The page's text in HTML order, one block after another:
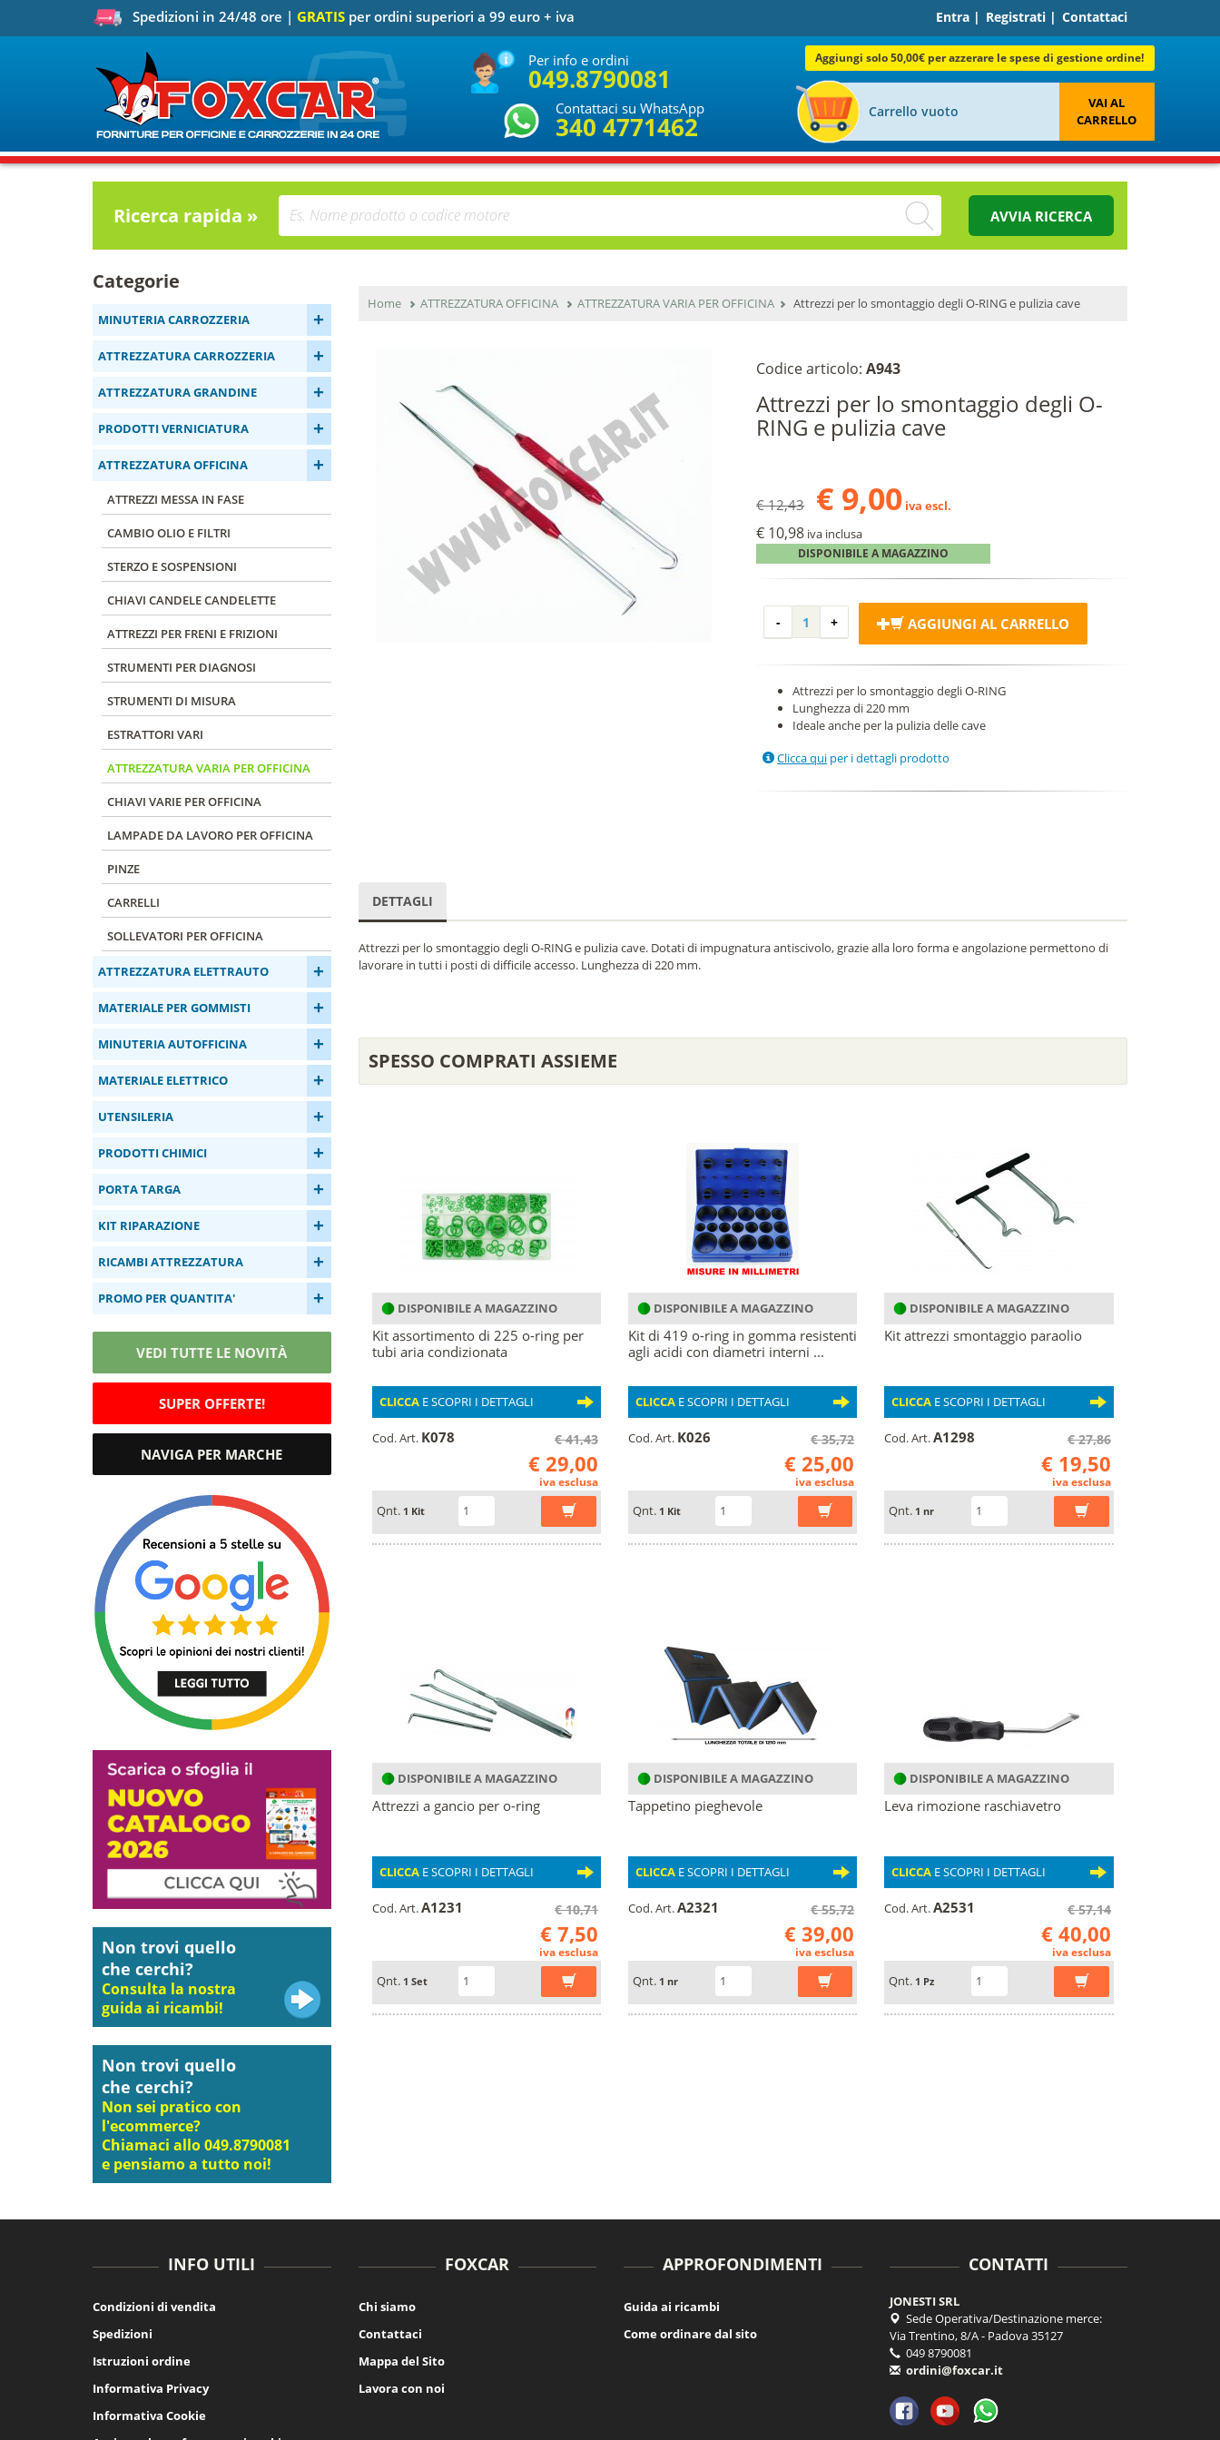
Spedizioni in 24/48 ore | GRATIS per ordini superiori a 99 euro + iva Entra| Registrati| Contattaci
Per info e ordini
049.8790081
Contattaci su WhatsApp
340 4771462
Aggiungi solo 50,00€ per azzerare le spese di gestione ordine!
Carrello vuoto
VAI AL
CARRELLO
Ricerca rapida » AVVIA RICERCA
Categorie
MINUTERIA CARROZZERIA +
ATTREZZATURA CARROZZERIA +
ATTREZZATURA GRANDINE +
PRODOTTI VERNICIATURA +
ATTREZZATURA OFFICINA +
ATTREZZI MESSA IN FASE
CAMBIO OLIO E FILTRI
STERZO E SOSPENSIONI
CHIAVI CANDELE CANDELETTE
ATTREZZI PER FRENI E FRIZIONI
STRUMENTI PER DIAGNOSI
STRUMENTI DI MISURA
ESTRATTORI VARI
ATTREZZATURA VARIA PER OFFICINA
CHIAVI VARIE PER OFFICINA
LAMPADE DA LAVORO PER OFFICINA
PINZE
CARRELLI
SOLLEVATORI PER OFFICINA
ATTREZZATURA ELETTRAUTO +
MATERIALE PER GOMMISTI +
MINUTERIA AUTOFFICINA +
MATERIALE ELETTRICO +
UTENSILERIA +
PRODOTTI CHIMICI +
PORTA TARGA +
KIT RIPARAZIONE +
RICAMBI ATTREZZATURA +
PROMO PER QUANTITA' +
VEDI TUTTE LE NOVITÀ
SUPER OFFERTE!
NAVIGA PER MARCHE
Non trovi quello
che cerchi?
Consulta la nostra
guida ai ricambi!
Non trovi quello
che cerchi?
Non sei pratico con
l'ecommerce?
Chiamaci allo 049.8790081
e pensiamo a tutto noi!
Home ATTREZZATURA OFFICINA ATTREZZATURA VARIA PER OFFICINA Attrezzi per lo smontaggio degli O-RING e pulizia cave
Codice articolo:A943
Attrezzi per lo smontaggio degli O-
RING e pulizia cave
€ 12,43 € 9,00 iva escl.
€ 10,98 iva inclusa
DISPONIBILE A MAGAZZINO
AGGIUNGI AL CARRELLO
Attrezzi per lo smontaggio degli O-RING
Lunghezza di 220 mm
Ideale anche per la pulizia delle cave
Clicca qui per i dettagli prodotto
DETTAGLI
Attrezzi per lo smontaggio degli O-RING e pulizia cave. Dotati di impugnatura antiscivolo, grazie alla loro forma e angolazione permettono di
lavorare in tutti i posti di difficile accesso. Lunghezza di 220 mm.
SPESSO COMPRATI ASSIEME
DISPONIBILE A MAGAZZINO
Kit assortimento di 225 o-ring per
tubi aria condizionata
CLICCAE SCOPRI I DETTAGLI
Cod. Art. K078 € 41,43
€ 29,00
iva esclusa
Qnt. 1 Kit
DISPONIBILE A MAGAZZINO
Kit di 419 o-ring in gomma resistenti
agli acidi con diametri interni ...
CLICCAE SCOPRI I DETTAGLI
Cod. Art. K026 € 35,72
€ 25,00
iva esclusa
Qnt. 1 Kit
DISPONIBILE A MAGAZZINO
Kit attrezzi smontaggio paraolio
CLICCA E SCOPRI I DETTAGLI
Cod. Art.A1298 € 27,86
€ 19,50
iva esclusa
Qnt. 1 nr
DISPONIBILE A MAGAZZINO
Attrezzi a gancio per o-ring
CLICCAE SCOPRI I DETTAGLI
Cod. Art.A1231 € 10,71
€ 7,50
iva esclusa
Qnt. 1 Set
DISPONIBILE A MAGAZZINO
Tappetino pieghevole
CLICCAE SCOPRI I DETTAGLI
Cod. Art.A2321 € 55,72
€ 39,00
iva esclusa
Qnt. 1 nr
DISPONIBILE A MAGAZZINO
Leva rimozione raschiavetro
CLICCA E SCOPRI I DETTAGLI
Cod. Art.A2531 € 57,14
€ 40,00
iva esclusa
Qnt. 1 Pz
INFO UTILI
Condizioni di vendita
Spedizioni
Istruzioni ordine
Informativa Privacy
Informativa Cookie
FOXCAR
Chi siamo
Contattaci
Mappa del Sito
Lavora con noi
APPROFONDIMENTI
Guida ai ricambi
Come ordinare dal sito
CONTATTI
JONESTI SRL
Sede Operativa/Destinazione merce:
Via Trentino, 8/A - Padova 35127
049 8790081
ordini@foxcar.it